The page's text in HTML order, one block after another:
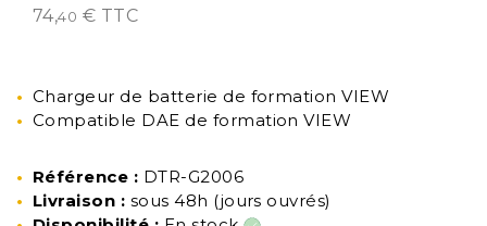
74,40 € TTC
Chargeur de batterie de formation VIEW
Compatible DAE de formation VIEW
Référence : DTR-G2006
Livraison : sous 48h (jours ouvrés)